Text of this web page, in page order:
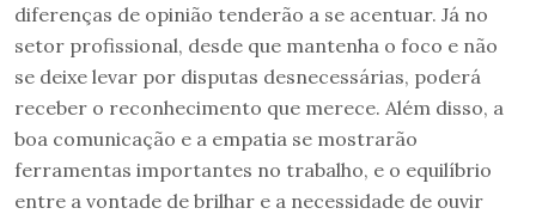
diferenças de opinião tenderão a se acentuar. Já no
setor profissional, desde que mantenha o foco e não
se deixe levar por disputas desnecessárias, poderá
receber o reconhecimento que merece. Além disso, a
boa comunicação e a empatia se mostrarão
ferramentas importantes no trabalho, e o equilíbrio
entre a vontade de brilhar e a necessidade de ouvir